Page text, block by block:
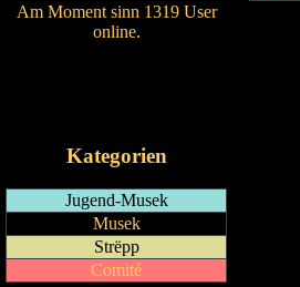
Am Moment sinn 1319 User
online.
Kategorien
Jugend-Musek
Musek
Strëpp
Comité